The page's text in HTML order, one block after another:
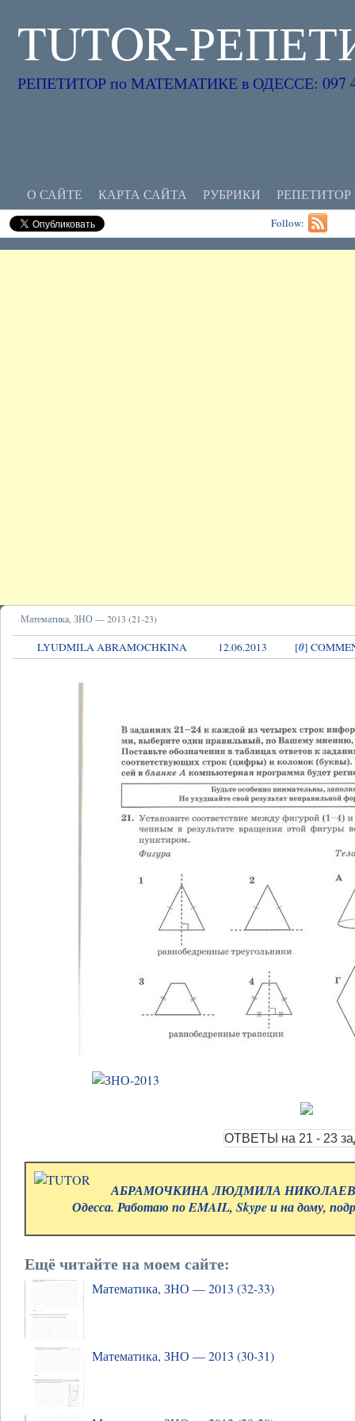
TUTOR-
РЕПЕТИТОР по МАТЕМАТИКЕ в ОДЕССЕ: 097
О САЙТЕ КАРТА САЙТА РУБРИКИ
Follow:
Математика, ЗНО — 2013 (21-23)
LYUDMILA ABRAMOCHKINA 12.06.2013 [0]
АБРАМОЧКИНА ЛЮДМИЛА
Одесса. Работаю по EMAIL, Skype и на дому,
Ещё читайте на моем сайте:
Математика, ЗНО — 2013 (32-33)
Математика, ЗНО — 2013 (30-31)